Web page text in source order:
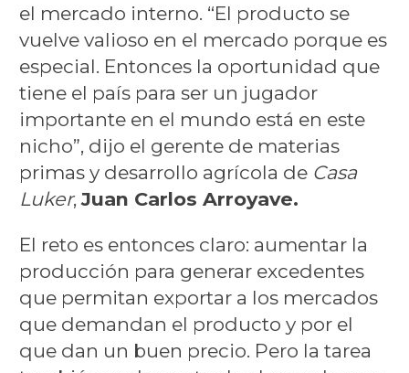
el mercado interno. “El producto se
vuelve valioso en el mercado porque es
especial. Entonces la oportunidad que
tiene el país para ser un jugador
importante en el mundo está en este
nicho”, dijo el gerente de materias
primas y desarrollo agrícola de Casa
Luker,Juan Carlos Arroyave.
El reto es entonces claro: aumentar la
producción para generar excedentes
que permitan exportar a los mercados
que demandan el producto y por el
que dan un buen precio. Pero la tarea